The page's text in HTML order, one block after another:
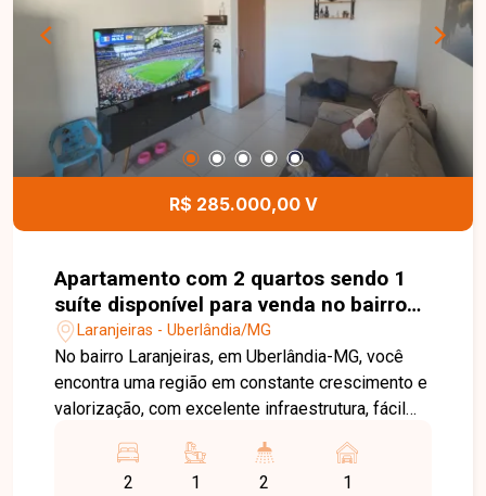
comerciais. Uma excelente oportunidade para
instalar ou expandir o seu negócio em uma
localização estratégica e de fácil acesso. Entre
em contato e agende sua visita!
R$ 285.000,00 V
Apartamento com 2 quartos sendo 1
suíte disponível para venda no bairro
Laranjeiras em Uberlândia-MG
Laranjeiras - Uberlândia/MG
No bairro Laranjeiras, em Uberlândia-MG, você
encontra uma região em constante crescimento e
valorização, com excelente infraestrutura, fácil
proximidade com supermercados, escolas,
farmácias e diversos comércios, proporcionando
2 1 2 1